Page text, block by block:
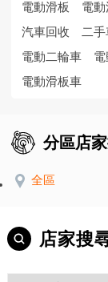
電動滑板
電
汽車回收
二
電動二輪車
電動滑板車
分區店
全區
店家搜